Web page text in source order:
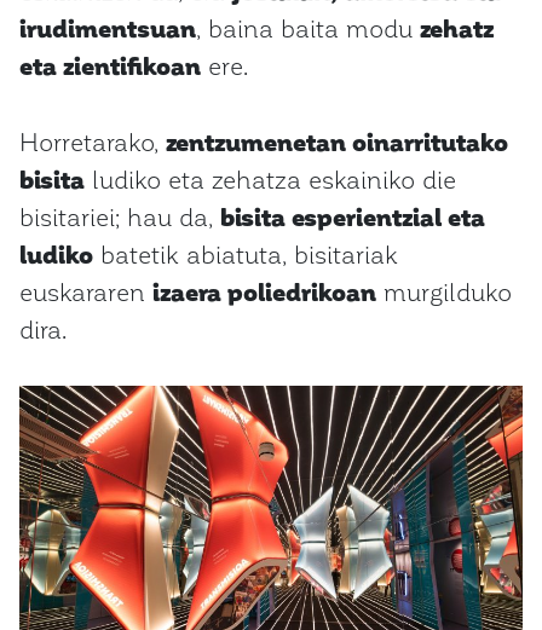
irudimentsuan, baina baita modu zehatz
eta zientifikoan ere.
Horretarako, zentzumenetan oinarritutako
bisita ludiko eta zehatza eskainiko die
bisitariei; hau da, bisita esperientzial eta
ludiko batetik abiatuta, bisitariak
euskararen izaera poliedrikoan murgilduko
dira.